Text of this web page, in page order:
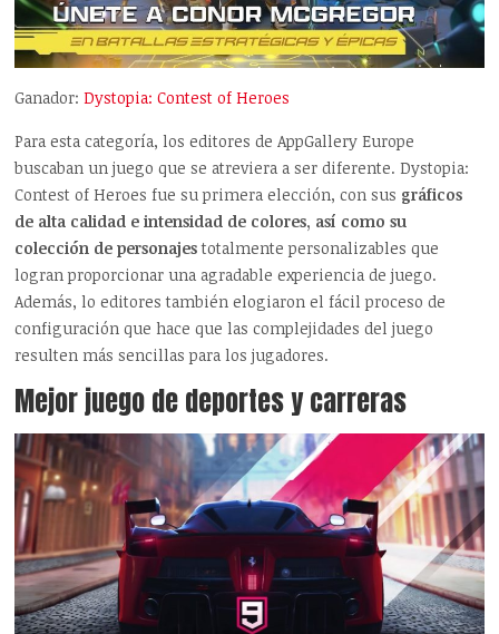
Ganador:Dystopia: Contest of Heroes
Para esta categoría, los editores de AppGallery Europe
buscaban un juego que se atreviera a ser diferente. Dystopia:
Contest of Heroes fue su primera elección, con sus gráficos
de alta calidad e intensidad de colores, así como su
colección de personajestotalmente personalizables que
logran proporcionar una agradable experiencia de juego.
Además, lo editores también elogiaron el fácil proceso de
configuración que hace que las complejidades del juego
resulten más sencillas para los jugadores.
Mejor juego de deportes y carreras